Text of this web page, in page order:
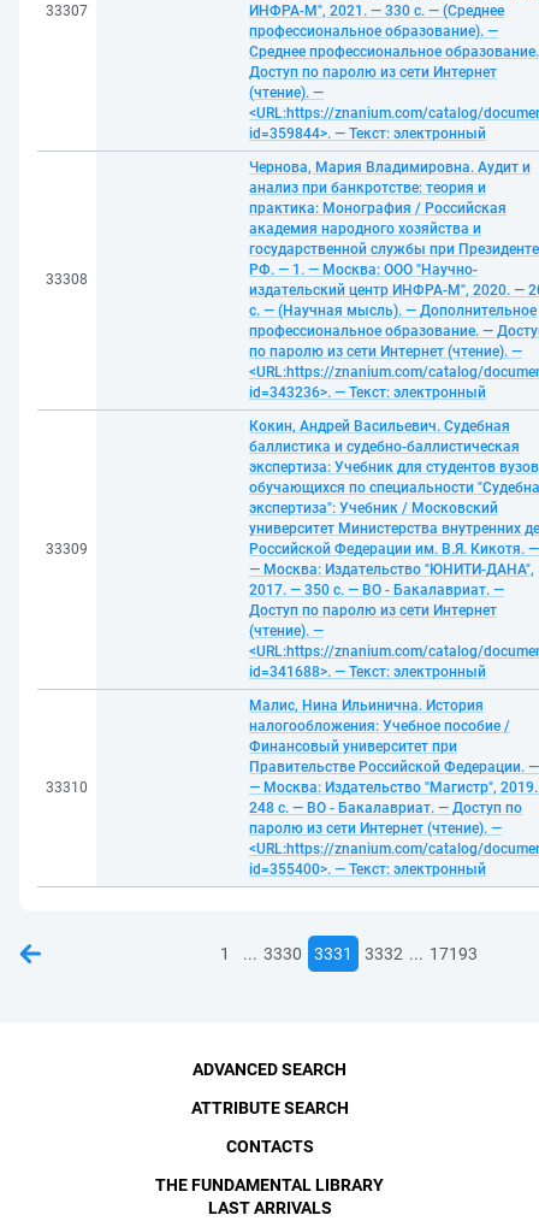
33307
ИНФРА-М", 2021. — 330 с. — (Среднее
профессиональное образование). —
Среднее профессиональное
Доступ по паролю из сети Интернет
(чтение). —
<URL:https://znanium.com/catalog/
id=359844>. — Текст: электронный
33308
Чернова, Мария Владимировна. Аудит и
анализ при банкротстве: теория и
практика: Монография / Российская
академия народного хозяйства и
государственной службы при Президенте
РФ. — 1. — Москва: ООО "Научно-
издательский центр ИНФРА-М", 2020. —
с. — (Научная мысль). — Дополнительное
профессиональное образование. —
по паролю из сети Интернет (чтение). —
<URL:https://znanium.com/catalog/
id=343236>. — Текст: электронный
33309
Кокин, Андрей Васильевич. Судебная
баллистика и судебно-баллистическая
экспертиза: Учебник для студентов
обучающихся по специальности
экспертиза": Учебник / Московский
университет Министерства внутренних
Российской Федерации им. В.Я. Кикотя.
— Москва: Издательство "ЮНИТИ-ДАНА",
2017. — 350 с. — ВО - Бакалавриат. —
Доступ по паролю из сети Интернет
(чтение). —
<URL:https://znanium.com/catalog/
id=341688>. — Текст: электронный
33310
Малис, Нина Ильинична. История
налогообложения: Учебное пособие /
Финансовый университет при
Правительстве Российской Федерации.
— Москва: Издательство "Магистр",
248 с. — ВО - Бакалавриат. — Доступ по
паролю из сети Интернет (чтение). —
<URL:https://znanium.com/catalog/
id=355400>. — Текст: электронный
1 ... 3330 3331 3332 ... 17193
ADVANCED SEARCH
ATTRIBUTE SEARCH
CONTACTS
THE FUNDAMENTAL LIBRARY
LAST ARRIVALS